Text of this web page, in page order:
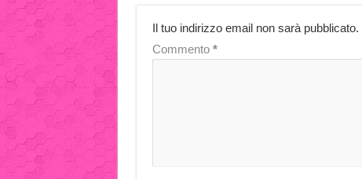
Il tuo indirizzo email non sarà pubblicato.
Commento *